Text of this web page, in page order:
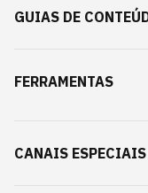
GUIAS DE
FERRAMENTAS
CANAIS ESPECIAIS